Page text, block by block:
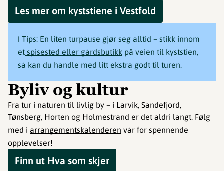
Les mer om kyststiene i Vestfold
ℹ️ Tips: En liten turpause gjør seg alltid – stikk innom
et spisested eller gårdsbutikk på veien til kyststien,
så kan du handle med litt ekstra godt til turen.
Byliv og kultur
Fra tur i naturen til livlig by – i Larvik, Sandefjord,
Tønsberg, Horten og Holmestrand er det aldri langt. Følg
med i arrangementskalenderen vår for spennende
opplevelser!
Finn ut Hva som skjer